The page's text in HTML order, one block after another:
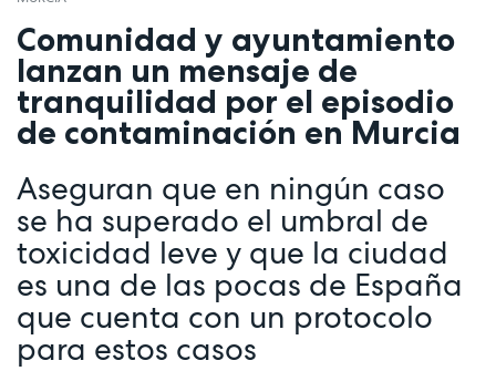
Comunidad y ayuntamiento
lanzan un mensaje de
tranquilidad por el episodio
de contaminación en Murcia
Aseguran que en ningún caso
se ha superado el umbral de
toxicidad leve y que la ciudad
es una de las pocas de España
que cuenta con un protocolo
para estos casos